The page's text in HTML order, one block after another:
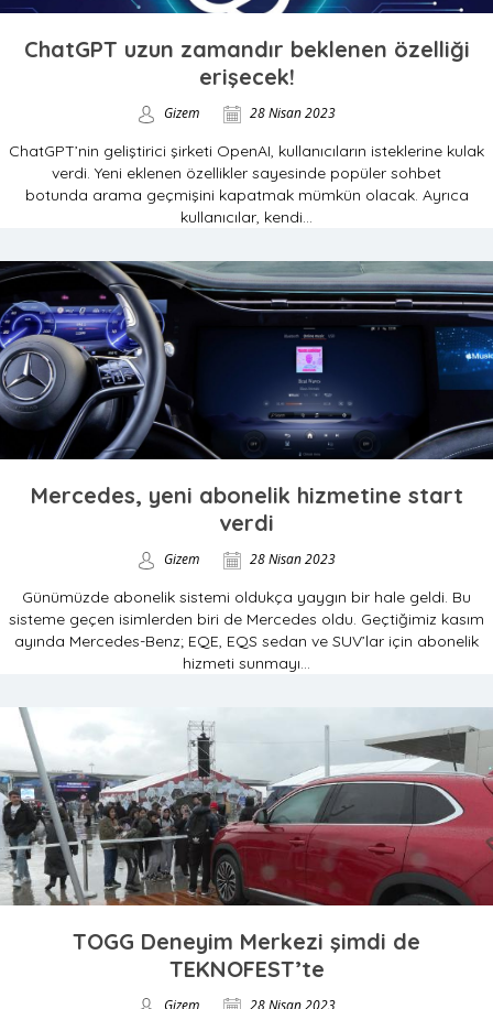
ChatGPT uzun zamandır beklenen özelliği
erişecek!
Gizem 28 Nisan 2023
ChatGPT’nin geliştirici şirketi OpenAI, kullanıcıların isteklerine kulak
verdi. Yeni eklenen özellikler sayesinde popüler sohbet
botunda arama geçmişini kapatmak mümkün olacak. Ayrıca
kullanıcılar, kendi...
Mercedes, yeni abonelik hizmetine start
verdi
Gizem 28 Nisan 2023
Günümüzde abonelik sistemi oldukça yaygın bir hale geldi. Bu
sisteme geçen isimlerden biri de Mercedes oldu. Geçtiğimiz kasım
ayında Mercedes-Benz; EQE, EQS sedan ve SUV’lar için abonelik
hizmeti sunmayı...
TOGG Deneyim Merkezi şimdi de
TEKNOFEST’te
Gizem 28 Nisan 2023